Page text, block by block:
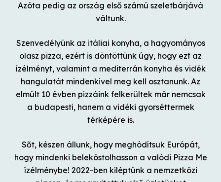
Azóta pedig az ország első számú szeletbárjává
váltunk.
Szenvedélyünk az itáliai konyha, a hagyományos
olasz pizza, ezért is döntöttünk úgy, hogy ezt az
ízélményt, valamint a mediterrán konyha és vidék
hangulatát mindenkivel meg kell osztanunk. Az
elmúlt 10 évben pizzáink felkerültek már nemcsak
a budapesti, hanem a vidéki gyorséttermek
térképére is.
Sőt, készen állunk, hogy meghódítsuk Európát,
hogy mindenki belekóstolhasson a valódi Pizza Me
ízélménybe! 2022-ben kiléptünk a nemzetközi